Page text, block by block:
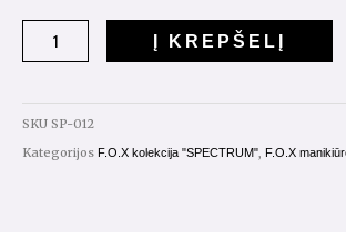
lakas
7ml.
Nr.012
Į KREPŠELĮ
SKU SP-012
Kategorijos F.O.X kolekcija "SPECTRUM", F.O.X